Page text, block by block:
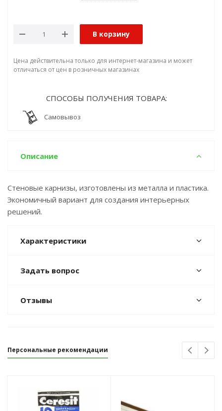
В корзину
Цена действительна только для интернет-магазина и может
отличаться от цен в розничных магазинах
СПОСОБЫ ПОЛУЧЕНИЯ ТОВАРА:
Самовывоз
Описание
Стеновые карнизы, изготовлены из металла и пластика.
Экономичный вариант для создания интерьерных
решений.
Характеристики
Задать вопрос
Отзывы
Персональные рекомендации